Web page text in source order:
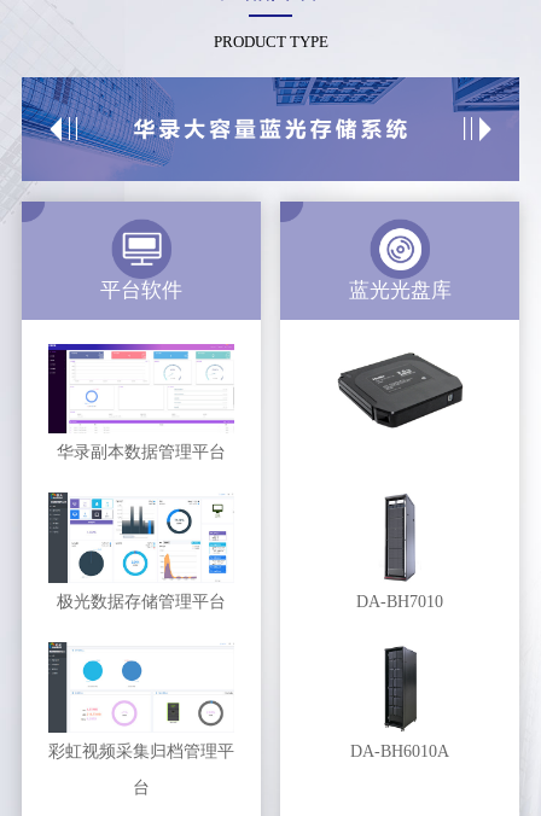
PRODUCT TYPE
平台软件
华录副本数据管理平台
极光数据存储管理平台
彩虹视频采集归档管理平
台
蓝光光盘库
DA-BH7010
DA-BH6010A